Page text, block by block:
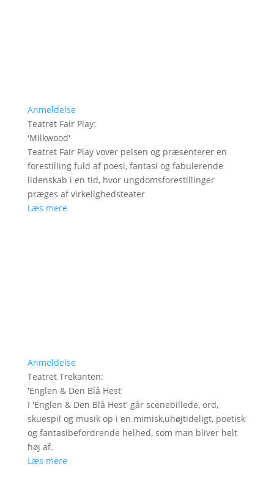
Anmeldelse
Teatret Fair Play:
'Milkwood'
Teatret Fair Play vover pelsen og præsenterer en
forestilling fuld af poesi, fantasi og fabulerende
lidenskab i en tid, hvor ungdomsforestillinger
præges af virkelighedsteater
Læs mere
Anmeldelse
Teatret Trekanten:
'Englen & Den Blå Hest'
I 'Englen & Den Blå Hest' går scenebillede, ord,
skuespil og musik op i en mimisk,uhøjtideligt, poetisk
og fantasibefordrende helhed, som man bliver helt
høj af.
Læs mere